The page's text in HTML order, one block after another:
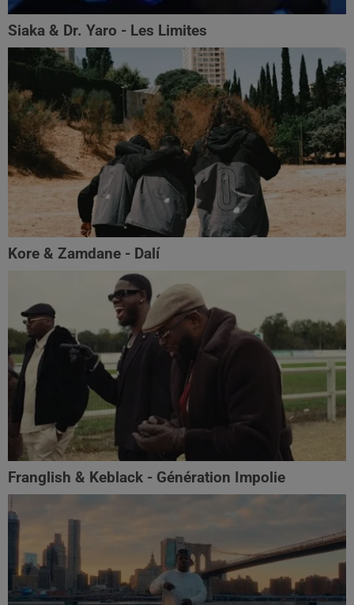
Siaka & Dr. Yaro - Les Limites
Kore & Zamdane - Dalí
Franglish & Keblack - Génération Impolie